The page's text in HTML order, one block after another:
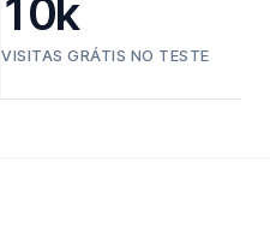
10k
VISITAS GRÁTIS NO TESTE